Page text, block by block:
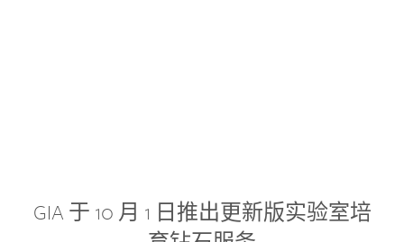
GIA 于 10 月 1 日推出更新版实验室培